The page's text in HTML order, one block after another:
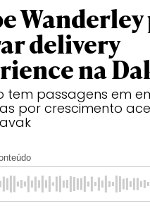
Wanderley
delivery
na
tem passagens em
por crescimento